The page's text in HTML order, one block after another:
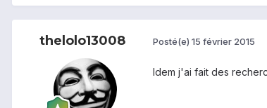
thelolo13008 Posté(e) 15 février 2015
Idem j'ai fait des